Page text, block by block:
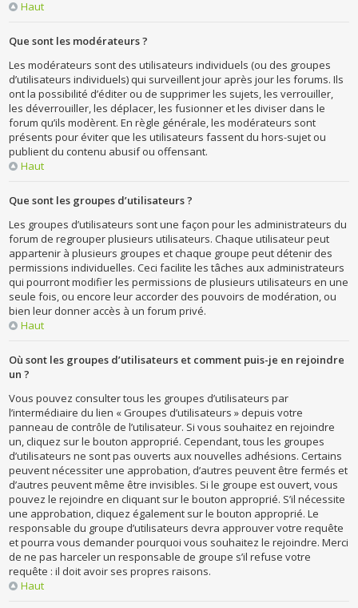
Haut
Que sont les modérateurs ?
Les modérateurs sont des utilisateurs individuels (ou des groupes
d’utilisateurs individuels) qui surveillent jour après jour les forums. Ils
ont la possibilité d’éditer ou de supprimer les sujets, les verrouiller,
les déverrouiller, les déplacer, les fusionner et les diviser dans le
forum qu’ils modèrent. En règle générale, les modérateurs sont
présents pour éviter que les utilisateurs fassent du hors-sujet ou
publient du contenu abusif ou offensant.
Haut
Que sont les groupes d’utilisateurs ?
Les groupes d’utilisateurs sont une façon pour les administrateurs du
forum de regrouper plusieurs utilisateurs. Chaque utilisateur peut
appartenir à plusieurs groupes et chaque groupe peut détenir des
permissions individuelles. Ceci facilite les tâches aux administrateurs
qui pourront modifier les permissions de plusieurs utilisateurs en une
seule fois, ou encore leur accorder des pouvoirs de modération, ou
bien leur donner accès à un forum privé.
Haut
Où sont les groupes d’utilisateurs et comment puis-je en rejoindre
un ?
Vous pouvez consulter tous les groupes d’utilisateurs par
l’intermédiaire du lien « Groupes d’utilisateurs » depuis votre
panneau de contrôle de l’utilisateur. Si vous souhaitez en rejoindre
un, cliquez sur le bouton approprié. Cependant, tous les groupes
d’utilisateurs ne sont pas ouverts aux nouvelles adhésions. Certains
peuvent nécessiter une approbation, d’autres peuvent être fermés et
d’autres peuvent même être invisibles. Si le groupe est ouvert, vous
pouvez le rejoindre en cliquant sur le bouton approprié. S’il nécessite
une approbation, cliquez également sur le bouton approprié. Le
responsable du groupe d’utilisateurs devra approuver votre requête
et pourra vous demander pourquoi vous souhaitez le rejoindre. Merci
de ne pas harceler un responsable de groupe s’il refuse votre
requête : il doit avoir ses propres raisons.
Haut